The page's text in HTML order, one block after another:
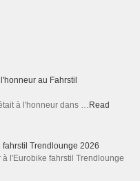
au Fahrstil
à l'honneur dans … Read
Trendlounge 2026
l'Eurobike fahrstil Trendlounge